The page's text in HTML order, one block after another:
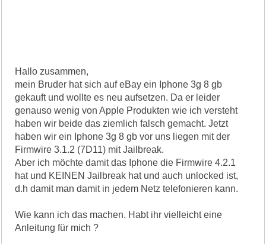
Hallo zusammen,
mein Bruder hat sich auf eBay ein Iphone 3g 8 gb
gekauft und wollte es neu aufsetzen. Da er leider
genauso wenig von Apple Produkten wie ich versteht
haben wir beide das ziemlich falsch gemacht. Jetzt
haben wir ein Iphone 3g 8 gb vor uns liegen mit der
Firmwire 3.1.2 (7D11) mit Jailbreak.
Aber ich möchte damit das Iphone die Firmwire 4.2.1
hat und KEINEN Jailbreak hat und auch unlocked ist,
d.h damit man damit in jedem Netz telefonieren kann.
Wie kann ich das machen. Habt ihr vielleicht eine
Anleitung für mich ?